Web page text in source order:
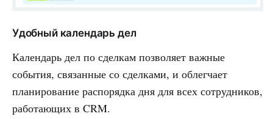
Удобный календарь дел
Календарь дел по сделкам позволяет важные
события, связанные со сделками, и облегчает
планирование распорядка дня для всех сотрудников,
работающих в CRM.